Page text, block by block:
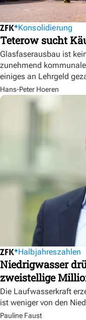
Konsolidierung
Teterow sucht
Glasfaserausbau ist
zunehmend
einiges an Lehrgeld
Hans-Peter Hoeren
Halbjahreszahlen
Niedrigwasser
zweistellige
Die Laufwasserkraft
ist weniger von den
Pauline Faust